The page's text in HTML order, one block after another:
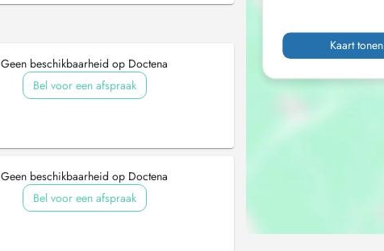
Geen beschikbaarheid op Doctena
Bel voor een afspraak
Geen beschikbaarheid op Doctena
Bel voor een afspraak
Kaart tonen